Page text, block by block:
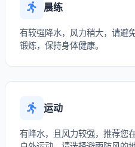
晨练
有较强降水，风力稍大，请避
锻炼，保持身体健康。
运动
有降水，且风力较强，推荐您